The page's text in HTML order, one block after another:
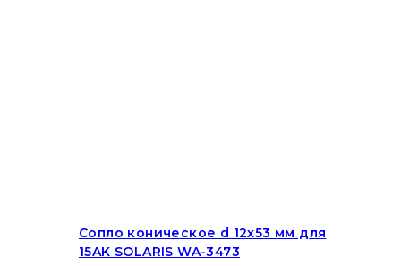
Сопло коническое d 12х53 мм для
15AK SOLARIS WA-3473